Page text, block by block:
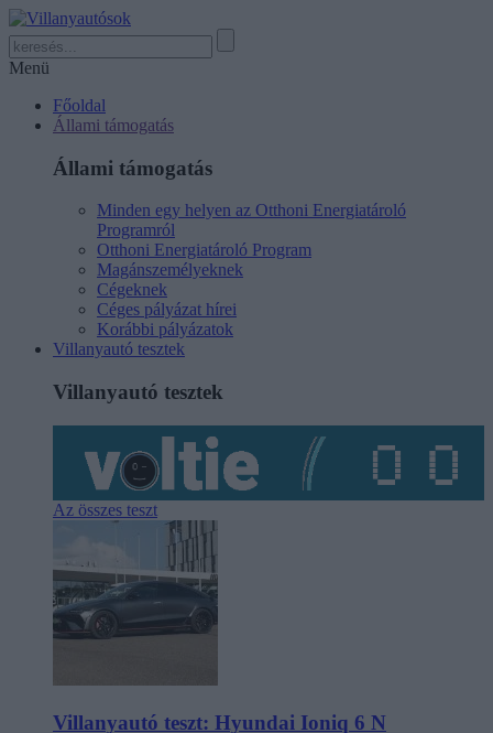
Menü
Főoldal
Állami támogatás
Állami támogatás
Minden egy helyen az Otthoni Energiatároló
Programról
Otthoni Energiatároló Program
Magánszemélyeknek
Cégeknek
Céges pályázat hírei
Korábbi pályázatok
Villanyautó tesztek
Villanyautó tesztek
Az összes teszt
Villanyautó teszt: Hyundai Ioniq 6 N